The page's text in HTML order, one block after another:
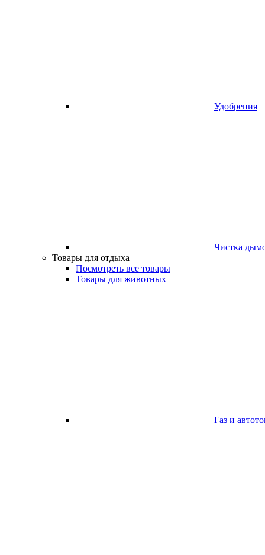
Удобрения
Чистка
Товары для отдыха
Посмотреть все товары
Товары для животных
Газ и